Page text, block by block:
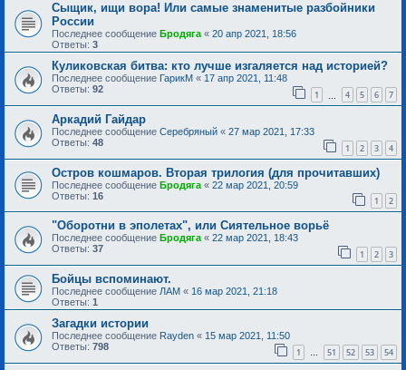
Сыщик, ищи вора! Или самые знаменитые разбойники
России
Последнее сообщение Бродяга« 20 апр 2021, 18:56
Ответы: 3
Куликовская битва: кто лучше изгаляется над историей?
Последнее сообщение ГарикМ « 17 апр 2021, 11:48
Ответы: 92 1 4 5 6 7
Аркадий Гайдар
Последнее сообщение Серебряный « 27 мар 2021, 17:33
Ответы: 48 1 2 3 4
Остров кошмаров. Вторая трилогия (для прочитавших)
Последнее сообщение Бродяга « 22 мар 2021, 20:59
Ответы: 16 1 2
"Оборотни в эполетах", или Сиятельное ворьё
Последнее сообщение Бродяга « 22 мар 2021, 18:43
Ответы: 37 1 2 3
Бойцы вспоминают.
Последнее сообщение ЛАМ « 16 мар 2021, 21:18
Ответы: 1
Загадки истории
Последнее сообщение Rayden « 15 мар 2021, 11:50
Ответы: 798 1 … 51 52 53 54